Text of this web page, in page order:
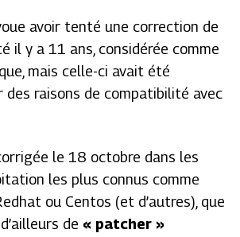
avoir tenté une correction de
il y a 11 ans, considérée comme
mais celle-ci avait été
des raisons de compatibilité avec
le 18 octobre dans les
les plus connus comme
ou Centos (et d’autres), que
de « patcher »